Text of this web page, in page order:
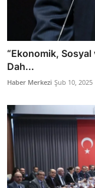
“Ekonomik, Sosyal
Dah...
Haber Merkezi Şub 10, 2025